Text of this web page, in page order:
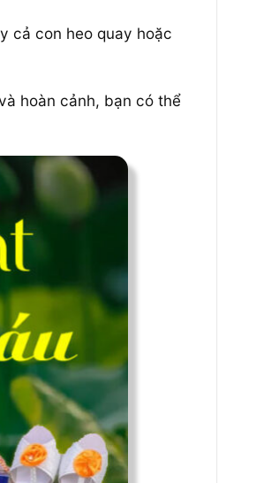
cả con heo quay hoặc
hoàn cảnh, bạn có thể